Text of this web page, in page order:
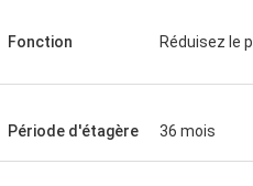
Fonction Réduisez le
Période d'étagère 36 mois